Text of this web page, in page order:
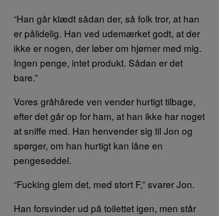
“Han går klædt sådan der, så folk tror, at han
er pålidelig. Han ved udemærket godt, at der
ikke er nogen, der løber om hjørner med mig.
Ingen penge, intet produkt. Sådan er det
bare.”
Vores gråhårede ven vender hurtigt tilbage,
efter det går op for ham, at han ikke har noget
at sniffe med. Han henvender sig til Jon og
spørger, om han hurtigt kan låne en
pengeseddel.
“Fucking glem det, med stort F,” svarer Jon.
Han forsvinder ud på toilettet igen, men står